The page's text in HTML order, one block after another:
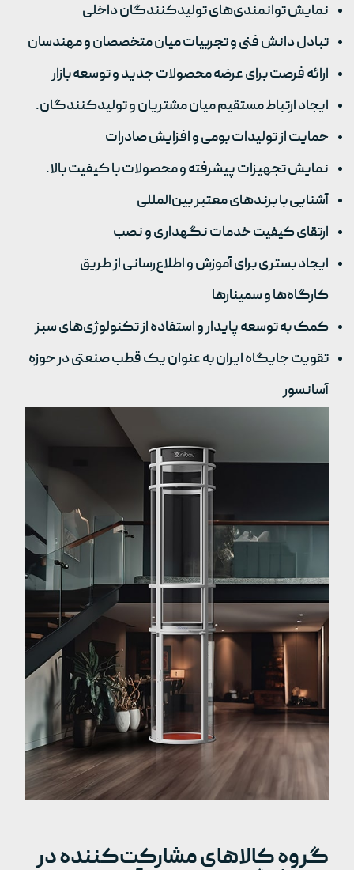
نمایش توانمندی‌های تولیدکنندگان داخلی
تبادل دانش فنی و تجربیات میان متخصصان و مهندسان
ارائه فرصت برای عرضه محصولات جدید و توسعه بازار
ایجاد ارتباط مستقیم میان مشتریان و تولیدکنندگان.
حمایت از تولیدات بومی و افزایش صادرات
نمایش تجهیزات پیشرفته و محصولات با کیفیت بالا.
آشنایی با برندهای معتبر بین‌المللی
ارتقای کیفیت خدمات نگهداری و نصب
ایجاد بستری برای آموزش و اطلاع‌رسانی از طریق
کارگاه‌ها و سمینارها
کمک به توسعه پایدار و استفاده از تکنولوژی‌های سبز
تقویت جایگاه ایران به عنوان یک قطب صنعتی در حوزه
آسانسور
گروه کالاهای مشارکت‌کننده در